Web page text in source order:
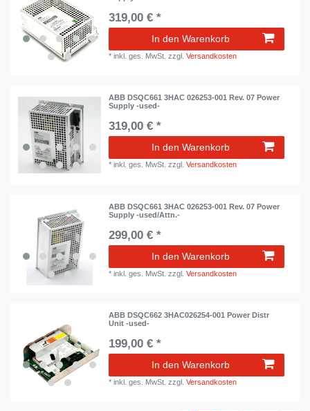
319,00 € *
In den Warenkorb
*inkl. ges. MwSt. zzgl.Versandkosten
ABB DSQC661 3HAC 026253-001 Rev. 07 Power
Supply -used-
319,00 € *
In den Warenkorb
*inkl. ges. MwSt. zzgl.Versandkosten
ABB DSQC661 3HAC 026253-001 Rev. 07 Power
Supply -used/Attn.-
299,00 € *
In den Warenkorb
*inkl. ges. MwSt. zzgl.Versandkosten
ABB DSQC662 3HAC026254-001 Power Distr
Unit -used-
199,00 € *
In den Warenkorb
*inkl. ges. MwSt. zzgl.Versandkosten